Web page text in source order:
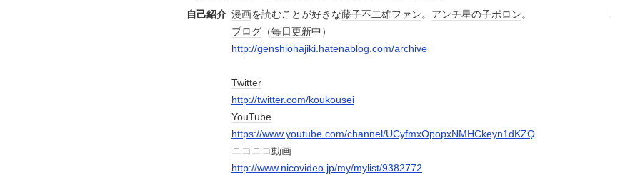
自己紹介 漫画を読むことが好きな藤子不二雄ファン。 アンチ星の子ポロン。
ブログ （毎日更新中）
http://genshiohajiki.hatenablog.com/archive
Twitter
http://twitter.com/koukousei
YouTube
https://www.youtube.com/channel/UCyfmxOpopxNMHCkeyn1dKZQ
ニコニコ動画
http://www.nicovideo.jp/my/mylist/9382772